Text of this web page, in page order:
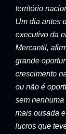
território
Um dia antes
executivo da
Mercantil,
grande
crescimento
ou não é
sem
mais ousada
lucros que